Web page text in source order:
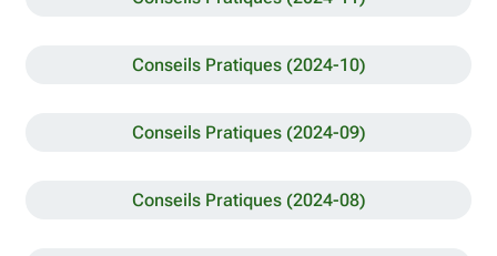
Conseils Pratiques (2024-10)
Conseils Pratiques (2024-09)
Conseils Pratiques (2024-08)